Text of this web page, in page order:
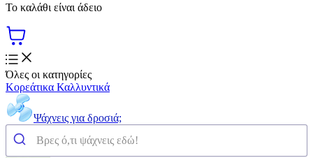
Το καλάθι είναι άδειο
Όλες οι κατηγορίες
Κορεάτικα Καλλυντικά
Ψάχνεις για δροσιά;